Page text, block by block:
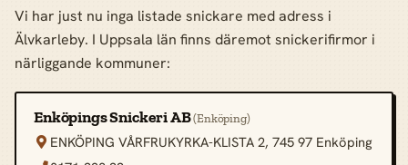
Vi har just nu inga listade snickare med adress i
Älvkarleby. I Uppsala län finns däremot snickerifirmor i
närliggande kommuner:
Enköpings Snickeri AB(Enköping)
 ENKÖPING VÅRFRUKYRKA-KLISTA 2, 745 97 Enköping